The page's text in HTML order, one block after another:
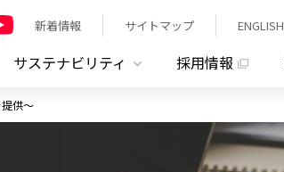
新着情報 サイトマップ ENGLISH
サステナビリティ 採用情報
供～